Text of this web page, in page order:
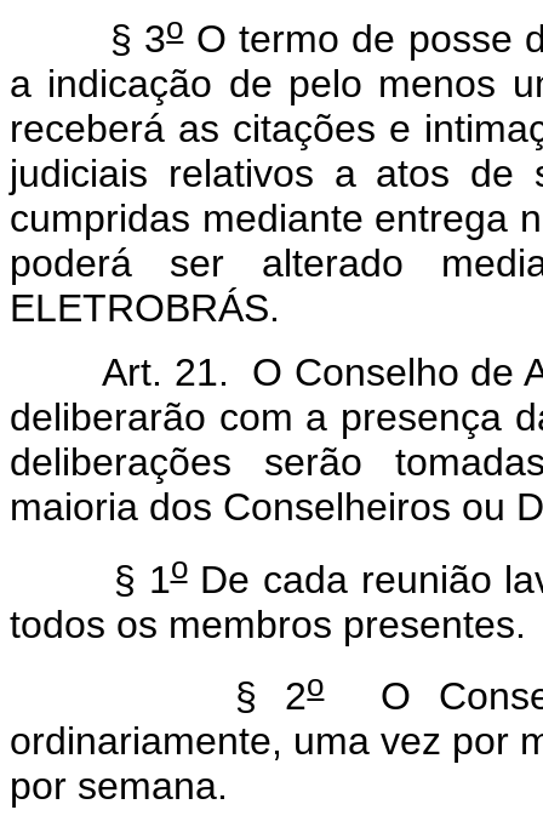
§ 3oO termo de posse
a indicação de pelo menos
receberá as citações e
judiciais relativos a atos de
cumpridas mediante entrega
poderá ser alterado
ELETROBRÁS.
Art. 21. O Conselho de
deliberarão com a presença
deliberações serão
maioria dos Conselheiros ou
§ 1oDe cada reunião
todos os membros presentes.
§ 2oO
ordinariamente, uma vez por
por semana.